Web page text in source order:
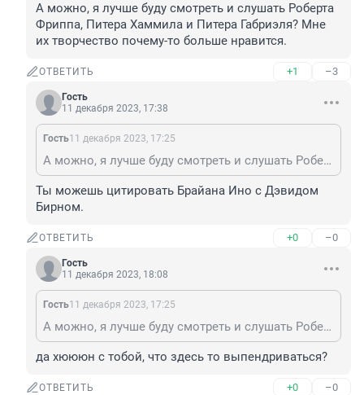
А можно, я лучше буду смотреть и слушать Роберта
Фриппа, Питера Хаммила и Питера Габриэля? Мне
их творчество почему-то больше нравится.
ОТВЕТИТЬ +1 –3
Гость
11 декабря 2023, 17:38
Гость11 декабря 2023, 17:25
А можно, я лучше буду смотреть и слушать Роберта Фриппа, Питера Хаммила и Питера Габриэля? Мне их творчество почему-то больше нравится.
Ты можешь цитировать Брайана Ино с Дэвидом
Бирном.
ОТВЕТИТЬ +0 –0
Гость
11 декабря 2023, 18:08
Гость11 декабря 2023, 17:25
А можно, я лучше буду смотреть и слушать Роберта Фриппа, Питера Хаммила и Питера Габриэля? Мне их творчество почему-то больше нравится.
да хюююн с тобой, что здесь то выпендриваться?
ОТВЕТИТЬ +0 –0